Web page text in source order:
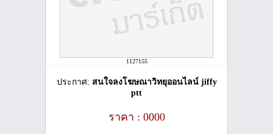
1127155
ประกาศ: สนใจลงโฆษณาวิทยุออนไลน์ jiffy
ptt
ราคา : 0000